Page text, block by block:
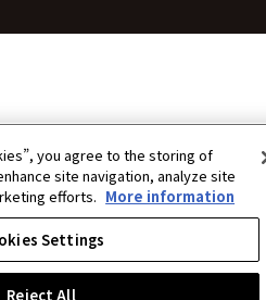
you agree to the storing of
site navigation, analyze site
efforts. More information
Settings
Reject All